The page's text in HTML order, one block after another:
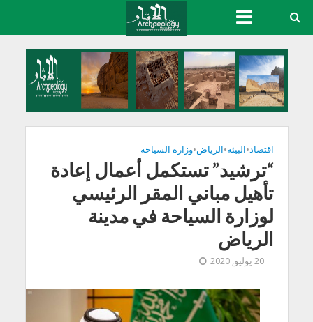
اقتصاد•البيئة•الرياض•وزارة السياحة
“ترشيد” تستكمل أعمال إعادة
تأهيل مباني المقر الرئيسي
لوزارة السياحة في مدينة
الرياض
20 يوليو, 2020